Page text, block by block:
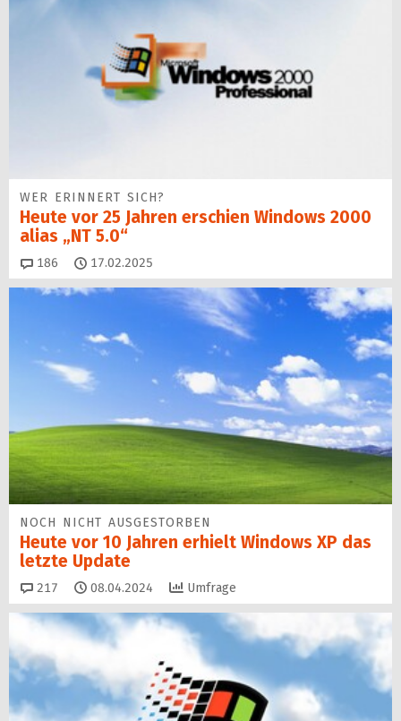
WER ERINNERT SICH?
Heute vor 25 Jahren erschien Windows 2000
alias „NT 5.0“
186 Kommentare
17.02.2025
NOCH NICHT AUSGESTORBEN
Heute vor 10 Jahren erhielt Windows XP das
letzte Update
217 Kommentare
08.04.2024 Umfrage